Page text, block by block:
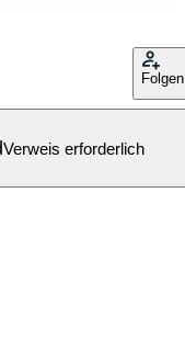
Folgen
Verweis erforderlich